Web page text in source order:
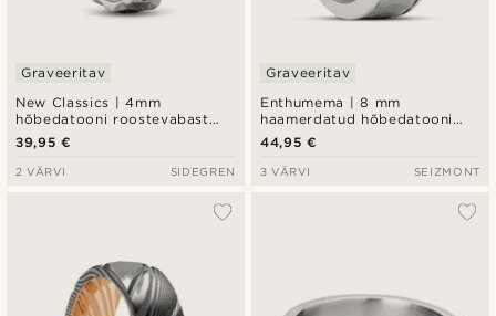
New Classics | 4mm
hõbedatooni roostevabast
terasest sõrmus rustikaalse
viimistlusega
Graveeritav
39,95 €
2 VÄRVI SIDEGREN
Enthumema | 8 mm
haamerdatud hõbedatooni
roostevabast terasest fidget-
sõrmus
Graveeritav
44,95 €
3 VÄRVI SEIZMONT